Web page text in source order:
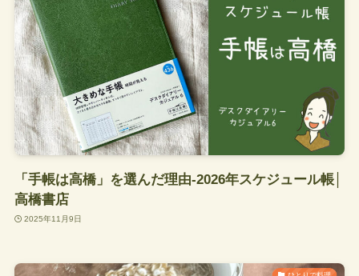
「手帳は高橋」を選んだ理由-2026年スケジュール帳│
高橋書店
2025年11月9日